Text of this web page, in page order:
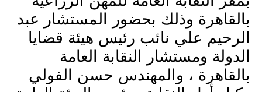
بالقاهرة وذلك بحضور المستشار عبد
الرحيم علي نائب رئيس هيئة قضايا
الدولة ومستشار النقابة العامة
بالقاهرة ، والمهندس حسن الفولي